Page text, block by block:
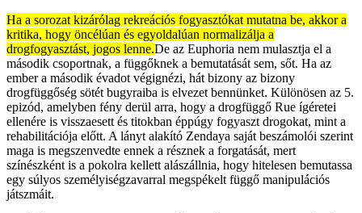
Ha a sorozat kizárólag rekreációs fogyasztókat mutatna be, akkor a
kritika, hogy öncélúan és egyoldalúan normalizálja a
drogfogyasztást, jogos lenne.De az Euphoria nem mulasztja el a
második csoportnak, a függőknek a bemutatását sem, sőt. Ha az
ember a második évadot végignézi, hát bizony az bizony
drogfüggőség sötét bugyraiba is elvezet bennünket. Különösen az 5.
epizód, amelyben fény derül arra, hogy a drogfüggő Rue ígéretei
ellenére is visszaesett és titokban éppúgy fogyaszt drogokat, mint a
rehabilitációja előtt. A lányt alakító Zendaya saját beszámolói szerint
maga is megszenvedte ennek a résznek a forgatását, mert
színészként is a pokolra kellett alászállnia, hogy hitelesen bemutassa
egy súlyos személyiségzavarral megspékelt függő manipulációs
játszmáit.